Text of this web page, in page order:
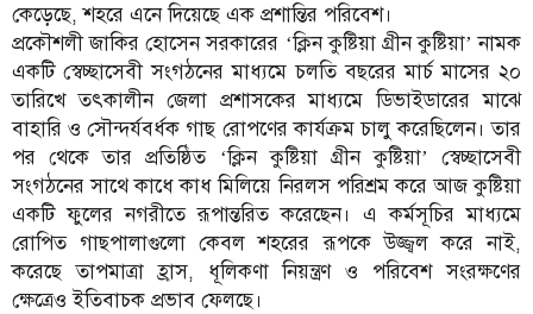
কেড়েছে, শহরে এনে দিয়েছে এক প্রশান্তির পরিবেশ।
প্রকৌশলী জাকির হোসেন সরকারের ‘ক্লিন কুষ্টিয়া গ্রীন কুষ্টিয়া’ নামক
একটি স্বেচ্ছাসেবী সংগঠনের মাধ্যমে চলতি বছরের মার্চ মাসের ২০
তারিখে তৎকালীন জেলা প্রশাসকের মাধ্যমে ডিভাইডারের মাঝে
বাহারি ও সৌন্দর্যবর্ধক গাছ রোপণের কার্যক্রম চালু করেছিলেন। তার
পর থেকে তার প্রতিষ্ঠিত ‘ক্লিন কুষ্টিয়া গ্রীন কুষ্টিয়া’ স্বেচ্ছাসেবী
সংগঠনের সাথে কাধে কাধ মিলিয়ে নিরলস পরিশ্রম করে আজ কুষ্টিয়া
একটি ফুলের নগরীতে রূপান্তরিত করেছেন। এ কর্মসূচির মাধ্যমে
রোপিত গাছপালাগুলো কেবল শহরের রূপকে উজ্জ্বল করে নাই,
করেছে তাপমাত্রা হ্রাস, ধূলিকণা নিয়ন্ত্রণ ও পরিবেশ সংরক্ষণের
ক্ষেত্রেও ইতিবাচক প্রভাব ফেলছে।